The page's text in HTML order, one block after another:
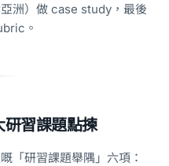
洲）做 case study，最後
。
研習課題點揀
「研習課題舉隅」六項：